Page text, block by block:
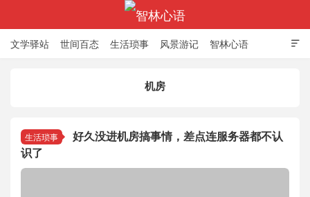

文学驿站 世间百态 生活琐事 风景游记 智林心语
机房
生活琐事
好久没进机房搞事情，差点连服务器都不认
识了